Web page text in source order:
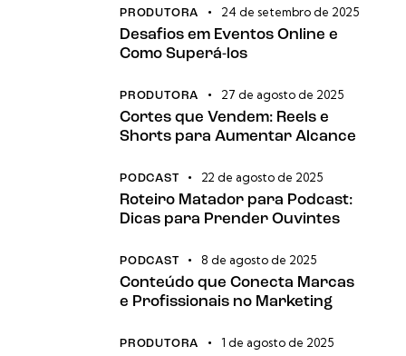
PRODUTORA 24 de setembro de 2025
Desafios em Eventos Online e
Como Superá-los
PRODUTORA 27 de agosto de 2025
Cortes que Vendem: Reels e
Shorts para Aumentar Alcance
PODCAST 22 de agosto de 2025
Roteiro Matador para Podcast:
Dicas para Prender Ouvintes
PODCAST 8 de agosto de 2025
Conteúdo que Conecta Marcas
e Profissionais no Marketing
PRODUTORA 1 de agosto de 2025